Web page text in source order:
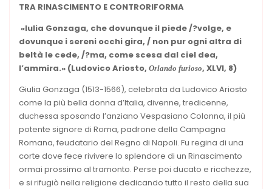
TRA RINASCIMENTO E CONTRORIFORMA
«Iulia Gonzaga, che dovunque il piede /?volge, e
dovunque i sereni occhi gira, / non pur ogni altra di
beltà le cede, /?ma, come scesa dal ciel dea,
l’ammira.» (Ludovico Ariosto, Orlando furioso, XLVI, 8)
Giulia Gonzaga (1513-1566), celebrata da Ludovico Ariosto
come la più bella donna d’Italia, divenne, tredicenne,
duchessa sposando l’anziano Vespasiano Colonna, il più
potente signore di Roma, padrone della Campagna
Romana, feudatario del Regno di Napoli. Fu regina di una
corte dove fece rivivere lo splendore di un Rinascimento
ormai prossimo al tramonto. Perse poi ducato e ricchezze,
e si rifugiò nella religione dedicando tutto il resto della sua